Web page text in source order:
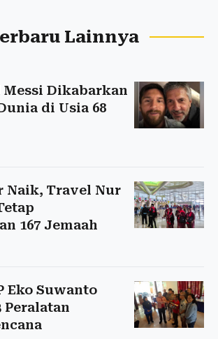
Lainnya
Messi Dikabarkan
di Usia 68
Naik, Travel Nur
167 Jemaah
Eko Suwanto
Peralatan